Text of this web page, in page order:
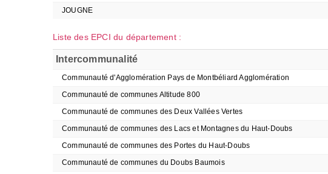
JOUGNE
Liste des EPCI du département :
Intercommunalité
Communauté d'Agglomération Pays de Montbéliard Agglomération
Communauté de communes Altitude 800
Communauté de communes des Deux Vallées Vertes
Communauté de communes des Lacs et Montagnes du Haut-Doubs
Communauté de communes des Portes du Haut-Doubs
Communauté de communes du Doubs Baumois